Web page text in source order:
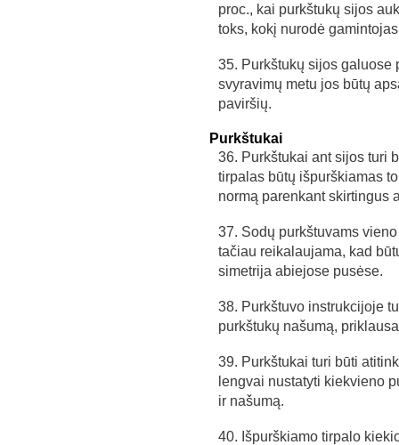
proc., kai purkštukų sijos
toks, kokį nurodė
35. Purkštukų sijos galuose
svyravimų metu jos būtų
paviršių.
Purkštukai
36. Purkštukai ant sijos turi
tirpalas būtų išpurškiamas
normą parenkant skirtingus
37. Sodų purkštuvams
tačiau reikalaujama, kad
simetrija abiejose pusėse.
38. Purkštuvo instrukcijoje
purkštukų našumą,
39. Purkštukai turi būti
lengvai nustatyti kiekvieno
ir našumą.
40. Išpurškiamo tirpalo